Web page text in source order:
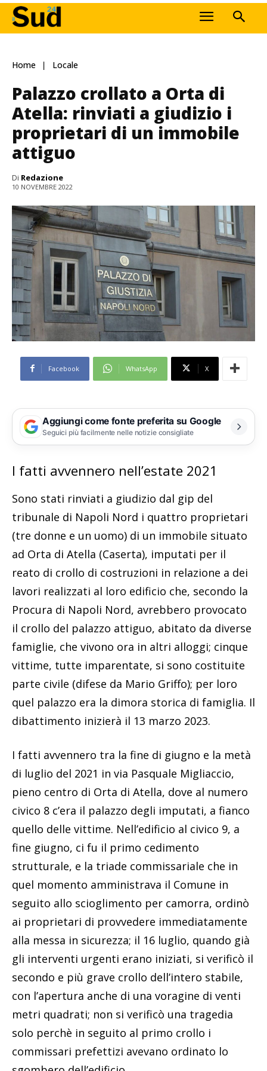
Home Locale
Palazzo crollato a Orta di
Atella: rinviati a giudizio i
proprietari di un immobile
attiguo
Di Redazione
10 NOVEMBRE 2022
Facebook WhatsApp X
Aggiungi come fonte preferita su Google
Seguici più facilmente nelle notizie consigliate
I fatti avvennero nell’estate 2021
Sono stati rinviati a giudizio dal gip del
tribunale di Napoli Nord i quattro proprietari
(tre donne e un uomo) di un immobile situato
ad Orta di Atella (Caserta), imputati per il
reato di crollo di costruzioni in relazione a dei
lavori realizzati al loro edificio che, secondo la
Procura di Napoli Nord, avrebbero provocato
il crollo del palazzo attiguo, abitato da diverse
famiglie, che vivono ora in altri alloggi; cinque
vittime, tutte imparentate, si sono costituite
parte civile (difese da Mario Griffo); per loro
quel palazzo era la dimora storica di famiglia. Il
dibattimento inizierà il 13 marzo 2023.
I fatti avvennero tra la fine di giugno e la metà
di luglio del 2021 in via Pasquale Migliaccio,
pieno centro di Orta di Atella, dove al numero
civico 8 c’era il palazzo degli imputati, a fianco
quello delle vittime. Nell’edificio al civico 9, a
fine giugno, ci fu il primo cedimento
strutturale, e la triade commissariale che in
quel momento amministrava il Comune in
seguito allo scioglimento per camorra, ordinò
ai proprietari di provvedere immediatamente
alla messa in sicurezza; il 16 luglio, quando già
gli interventi urgenti erano iniziati, si verificò il
secondo e più grave crollo dell’intero stabile,
con l’apertura anche di una voragine di venti
metri quadrati; non si verificò una tragedia
solo perchè in seguito al primo crollo i
commissari prefettizi avevano ordinato lo